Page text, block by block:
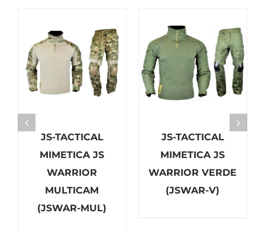
JS-TACTICAL
MIMETICA JS
WARRIOR
MULTICAM
(JSWAR-MUL)
JS-TACTICAL
MIMETICA JS
WARRIOR VERDE
(JSWAR-V)